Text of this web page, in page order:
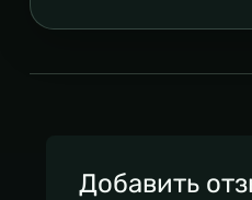
Добавить